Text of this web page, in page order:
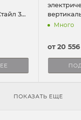
3
Много
от20
ПОКАЗАТЬ ЕЩЕ